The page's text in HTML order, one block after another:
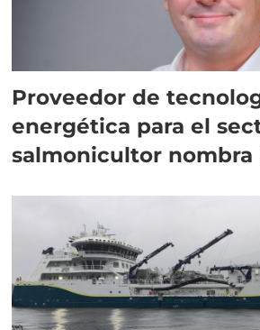
Proveedor de
energética para el
salmonicultor nombra